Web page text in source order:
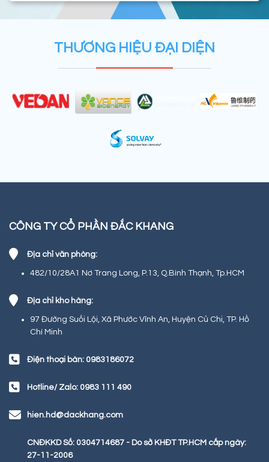
THƯƠNG HIỆU ĐẠI DIỆN
CÔNG TY CỔ PHẦN ĐẮC KHANG
Địa chỉ văn phòng:
482/10/28A1 Nơ Trang Long, P.13, Q.Bình Thạnh, Tp.HCM
Địa chỉ kho hàng:
97 Đường Suối Lội, Xã Phước Vĩnh An, Huyện Củ Chi, TP. Hồ
Chí Minh
Điện thoại bàn: 0983186072
Hotline/ Zalo: 0983 111 490
hien.hd@dackhang.com
CNĐKKD Số: 0304714687 - Do sở KHĐT TP.HCM cấp ngày:
27-11-2006